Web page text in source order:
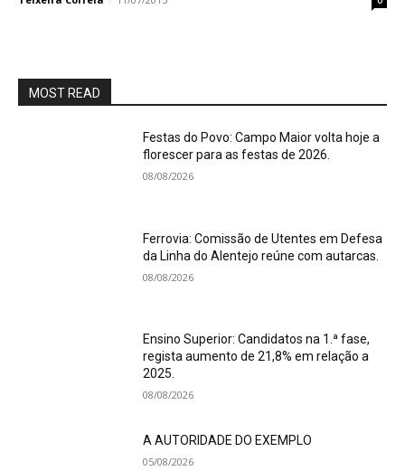
MOST READ
Festas do Povo: Campo Maior volta hoje a
florescer para as festas de 2026.
08/08/2026
Ferrovia: Comissão de Utentes em Defesa
da Linha do Alentejo reúne com autarcas.
08/08/2026
Ensino Superior: Candidatos na 1.ª fase,
regista aumento de 21,8% em relação a
2025.
08/08/2026
A AUTORIDADE DO EXEMPLO
05/08/2026